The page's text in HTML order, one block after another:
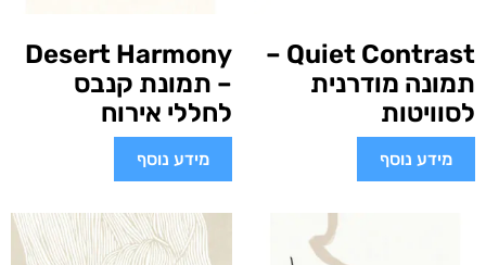
Quiet Contrast –
תמונה מודרנית
לסוויטות
מידע נוסף
Desert Harmony
– תמונת קנבס
לחללי אירוח
מידע נוסף